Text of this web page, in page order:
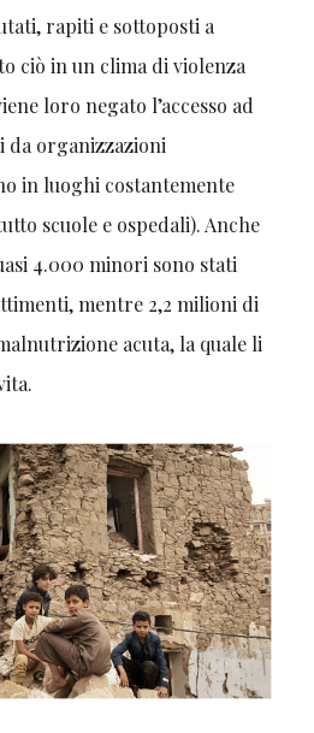
rapiti e sottoposti a
ciò in un clima di violenza
loro negato l’accesso ad
organizzazioni
in luoghi costantemente
scuole e ospedali). Anche
4.000 minori sono stati
mentre 2,2 milioni di
acuta, la quale li